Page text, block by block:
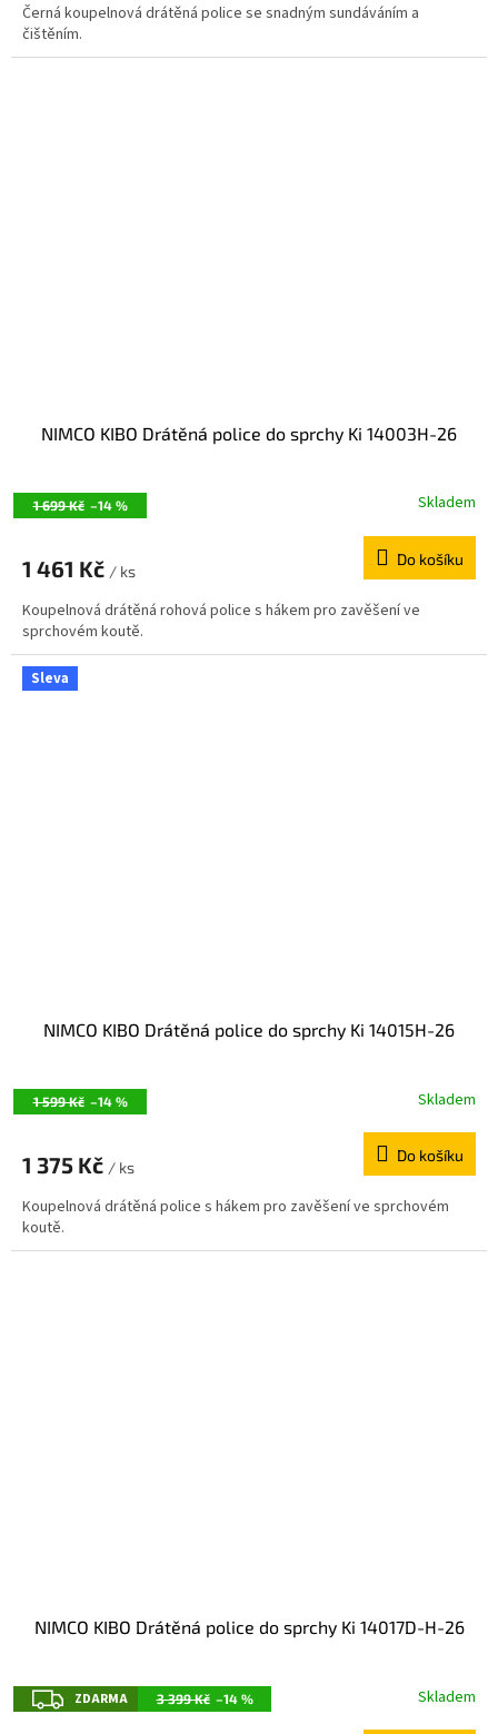
Černá koupelnová drátěná police se snadným sundáváním a
čištěním.
1 699 Kč –14 %
NIMCO KIBO Drátěná police do sprchy Ki 14003H-26
Skladem
1 461 Kč / ks
Do košíku
Koupelnová drátěná rohová police s hákem pro zavěšení ve
sprchovém koutě.
Sleva
1 599 Kč –14 %
NIMCO KIBO Drátěná police do sprchy Ki 14015H-26
Skladem
1 375 Kč / ks
Do košíku
Koupelnová drátěná police s hákem pro zavěšení ve sprchovém
koutě.
ZZDARMA 3 399 Kč –14 %
NIMCO KIBO Drátěná police do sprchy Ki 14017D-H-26
Skladem